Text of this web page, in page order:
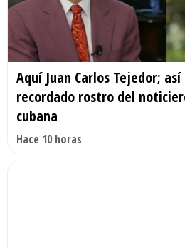
Aquí Juan Carlos Tejedor;
recordado rostro del
cubana
Hace 10 horas